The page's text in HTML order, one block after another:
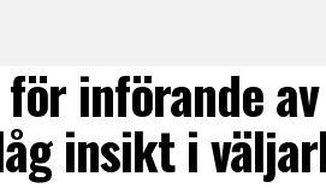
införande
insikt i